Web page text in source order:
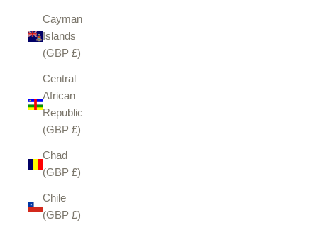
Cayman
Islands
(GBP £)
Central
African
Republic
(GBP £)
Chad
(GBP £)
Chile
(GBP £)